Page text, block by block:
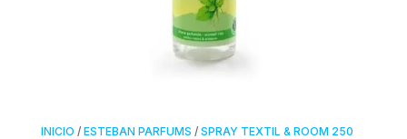
INICIO / ESTEBAN PARFUMS / SPRAY TEXTIL & ROOM 250